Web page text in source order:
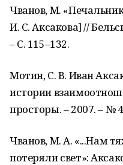
Чванов, М.
И. С. Аксакова] //
– С. 115–132.
Мотин, С. В. Иван
истории
просторы. – 2007. – №
Чванов, М. А. «...Нам
потеряли свет»: